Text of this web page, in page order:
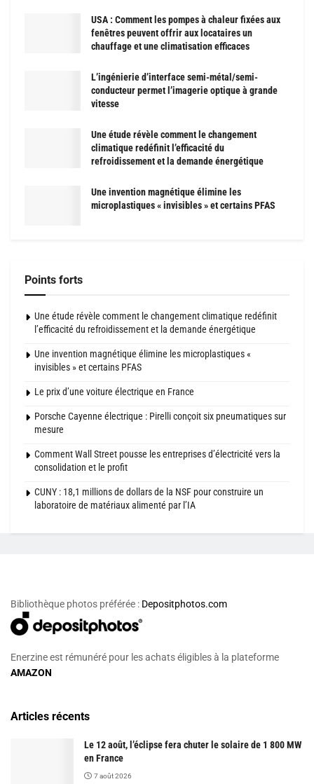
USA : Comment les pompes à chaleur fixées aux
fenêtres peuvent offrir aux locataires un
chauffage et une climatisation efficaces
L’ingénierie d’interface semi-métal/semi-
conducteur permet l’imagerie optique à grande
vitesse
Une étude révèle comment le changement
climatique redéfinit l’efficacité du
refroidissement et la demande énergétique
Une invention magnétique élimine les
microplastiques « invisibles » et certains PFAS
Points forts
Une étude révèle comment le changement climatique redéfinit
l’efficacité du refroidissement et la demande énergétique
Une invention magnétique élimine les microplastiques «
invisibles » et certains PFAS
Le prix d’une voiture électrique en France
Porsche Cayenne électrique : Pirelli conçoit six pneumatiques sur
mesure
Comment Wall Street pousse les entreprises d’électricité vers la
consolidation et le profit
CUNY : 18,1 millions de dollars de la NSF pour construire un
laboratoire de matériaux alimenté par l’IA
Bibliothèque photos préférée : Depositphotos.com
Enerzine est rémunéré pour les achats éligibles à la plateforme
AMAZON
Articles récents
Le 12 août, l’éclipse fera chuter le solaire de 1 800 MW
en France
7 août 2026